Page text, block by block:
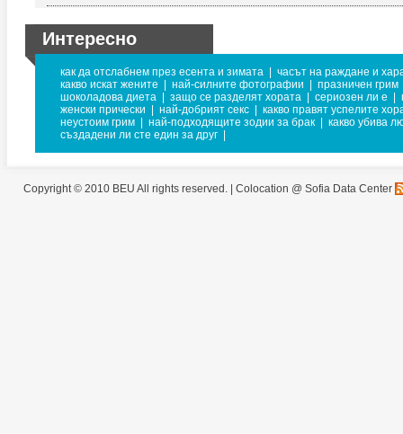
Интересно
как да отслабнем през есента и зимата
часът на раждане и
какво искат жените
най-силните фотографии
празничен грим
шоколадова диета
защо се разделят хората сериозен ли е
женски прически
най-добрият секс
какво правят успелите
неустоим грим
най-подходящите зодии за брак
какво убива
създадени ли сте един за друг
Copyright © 2010 BEU All rights reserved. | Colocation @ Sofia Data Center